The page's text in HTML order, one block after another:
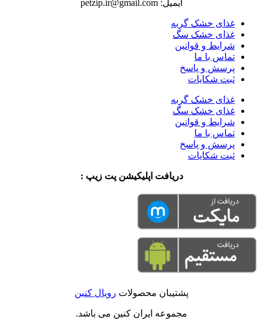
ایمیل: petzip.ir@gmail.com
غذای خشک گربه
غذای خشک سگ
شرایط و قوانین
تماس با ما
پرسش و پاسخ
ثبت شکایات
غذای خشک گربه
غذای خشک سگ
شرایط و قوانین
تماس با ما
پرسش و پاسخ
ثبت شکایات
دریافت اپلیکیشن پت زیپ :
پشتیبان محصولات رویال کنین
مجموعه ایران کنین می باشد.